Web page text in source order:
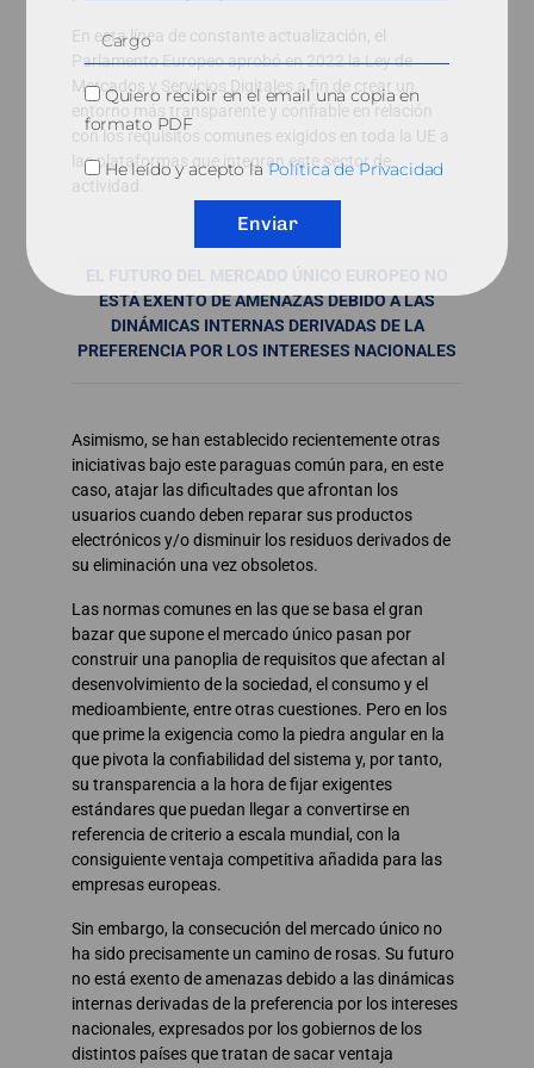
En esta línea de constante actualización, el
Parlamento Europeo aprobó en 2022 la Ley de
Mercados y Servicios Digitales a fin de crear un
entorno más transparente y confiable en relación
con los requisitos comunes exigidos en toda la UE a
las plataformas que integran este sector de
actividad.
EL FUTURO DEL MERCADO ÚNICO EUROPEO NO
ESTÁ EXENTO DE AMENAZAS DEBIDO A LAS
DINÁMICAS INTERNAS DERIVADAS DE LA
PREFERENCIA POR LOS INTERESES NACIONALES
Asimismo, se han establecido recientemente otras
iniciativas bajo este paraguas común para, en este
caso, atajar las dificultades que afrontan los
usuarios cuando deben reparar sus productos
electrónicos y/o disminuir los residuos derivados de
su eliminación una vez obsoletos.
Las normas comunes en las que se basa el gran
bazar que supone el mercado único pasan por
construir una panoplia de requisitos que afectan al
desenvolvimiento de la sociedad, el consumo y el
medioambiente, entre otras cuestiones. Pero en los
que prime la exigencia como la piedra angular en la
que pivota la confiabilidad del sistema y, por tanto,
su transparencia a la hora de fijar exigentes
estándares que puedan llegar a convertirse en
referencia de criterio a escala mundial, con la
consiguiente ventaja competitiva añadida para las
empresas europeas.
Sin embargo, la consecución del mercado único no
ha sido precisamente un camino de rosas. Su futuro
no está exento de amenazas debido a las dinámicas
internas derivadas de la preferencia por los intereses
nacionales, expresados por los gobiernos de los
distintos países que tratan de sacar ventaja
Quiero recibir en el email una copia en
formato PDF
He leído y acepto laPolítica de Privacidad
Enviar